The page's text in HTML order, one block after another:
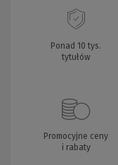
Ponad 10 tys.
tytułów
Promocyjne ceny
i rabaty